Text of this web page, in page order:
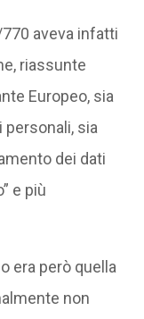
aveva infatti
riassunte
Europeo, sia
sia
dei dati
e più
era però quella
non